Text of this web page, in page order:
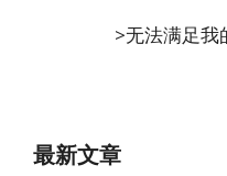
>无法满足我
最新文章